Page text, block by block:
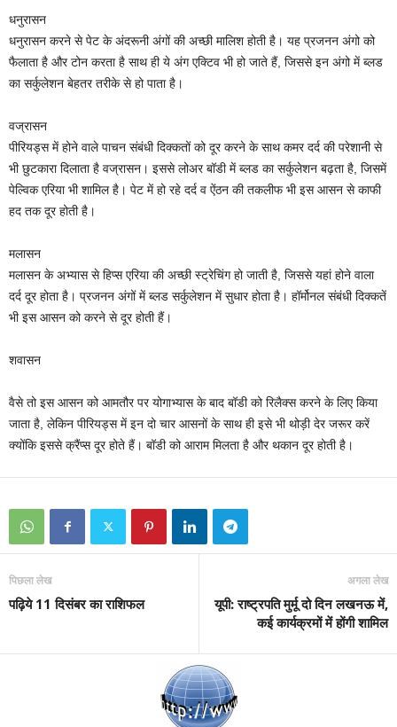
धनुरासन
धनुरासन करने से पेट के अंदरूनी अंगों की अच्छी मालिश होती है। यह प्रजनन अंगो को
फैलाता है और टोन करता है साथ ही ये अंग एक्टिव भी हो जाते हैं, जिससे इन अंगो में ब्लड
का सर्कुलेशन बेहतर तरीके से हो पाता है।
वज्रासन
पीरियड्स में होने वाले पाचन संबंधी दिक्कतों को दूर करने के साथ कमर दर्द की परेशानी से
भी छुटकारा दिलाता है वज्रासन। इससे लोअर बॉडी में ब्लड का सर्कुलेशन बढ़ता है, जिसमें
पेल्विक एरिया भी शामिल है। पेट में हो रहे दर्द व ऐंठन की तकलीफ भी इस आसन से काफी
हद तक दूर होती है।
मलासन
मलासन के अभ्यास से हिप्स एरिया की अच्छी स्ट्रेचिंग हो जाती है, जिससे यहां होने वाला
दर्द दूर होता है। प्रजनन अंगों में ब्लड सर्कुलेशन में सुधार होता है। हॉर्मोनल संबंधी दिक्कतें
भी इस आसन को करने से दूर होती हैं।
शवासन
वैसे तो इस आसन को आमतौर पर योगाभ्यास के बाद बॉडी को रिलैक्स करने के लिए किया
जाता है, लेकिन पीरियड्स में इन दो चार आसनों के साथ ही इसे भी थोड़ी देर जरूर करें
क्योंकि इससे क्रैंप्स दूर होते हैं। बॉडी को आराम मिलता है और थकान दूर होती है।
पिछला लेख
पढ़िये 11 दिसंबर का राशिफल
अगला लेख
यूपी: राष्ट्रपति मुर्मू दो दिन लखनऊ में,
कई कार्यक्रमों में होंगी शामिल